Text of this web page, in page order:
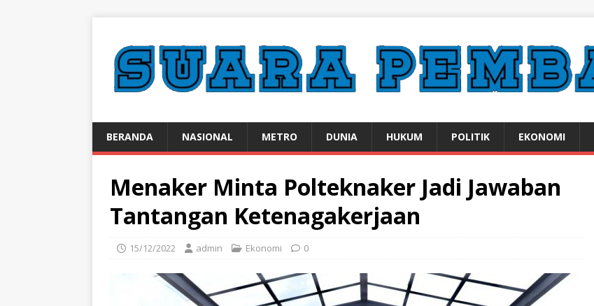
BERANDA NASIONAL METRO DUNIA HUKUM POLITIK EKONOMI
Menaker Minta Polteknaker Jadi Jawaban
Tantangan Ketenagakerjaan
15/12/2022 admin Ekonomi 0